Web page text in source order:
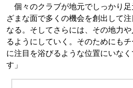
個々のクラブが地元でしっかり足
ざまな面で多くの機会を創出して
なる。そしてさらには、その地力
るようにしていく。そのためにも
に注目を浴びるような位置にいな
す」